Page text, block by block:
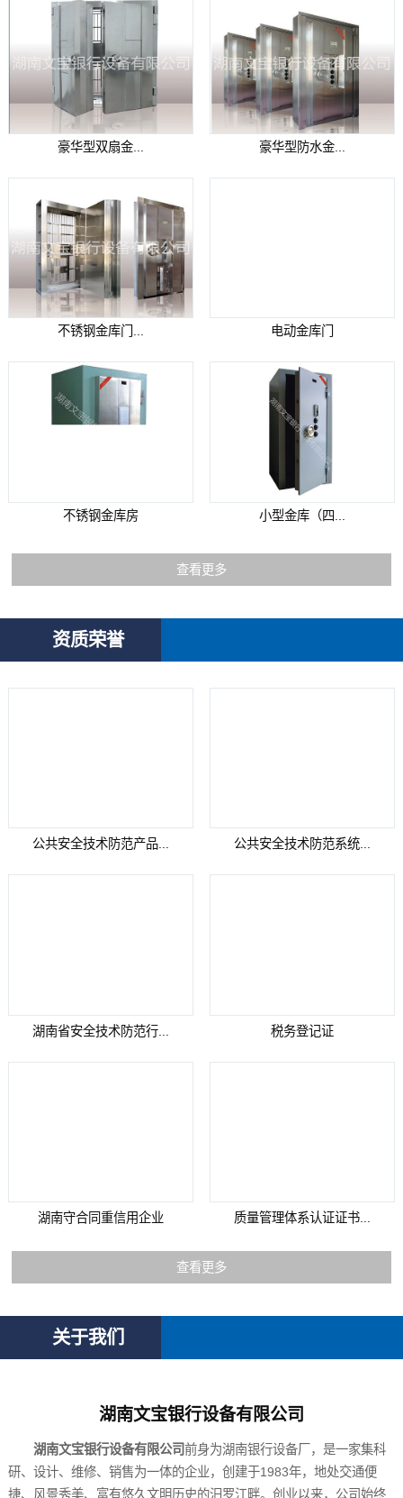
豪华型双扇金... 豪华型防水金...
不锈钢金库门... 电动金库门
不锈钢金库房 小型金库（四...
查看更多
资质荣誉
公共安全技术防范产品... 公共安全技术防范系统...
湖南省安全技术防范行... 税务登记证
湖南守合同重信用企业 质量管理体系认证证书...
查看更多
关于我们
湖南文宝银行设备有限公司
湖南文宝银行设备有限公司前身为湖南银行设备厂，是一家集科
研、设计、维修、销售为一体的企业，创建于1983年，地处交通便
捷、风景秀美、富有悠久文明历史的汨罗江畔。创业以来，公司始终